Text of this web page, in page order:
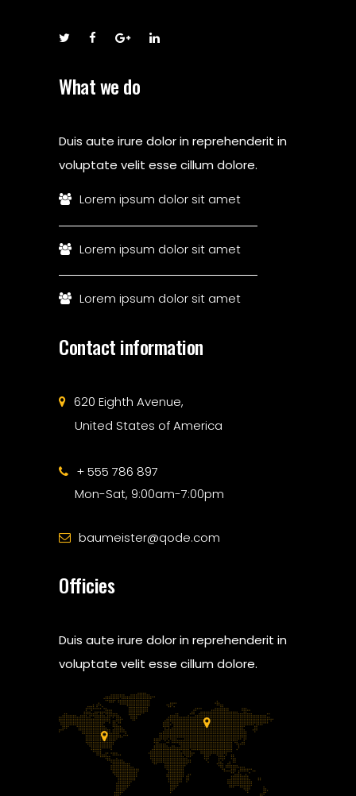
What we do
Duis aute irure dolor in reprehenderit in
voluptate velit esse cillum dolore.
Lorem ipsum dolor sit amet
Lorem ipsum dolor sit amet
Lorem ipsum dolor sit amet
Contact information
620 Eighth Avenue,
United States of America
+ 555 786 897
Mon-Sat, 9:00am-7:00pm
baumeister@qode.com
Officies
Duis aute irure dolor in reprehenderit in
voluptate velit esse cillum dolore.